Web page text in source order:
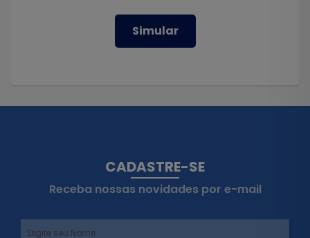
Simular
CADASTRE-SE
Receba nossas novidades por e-mail